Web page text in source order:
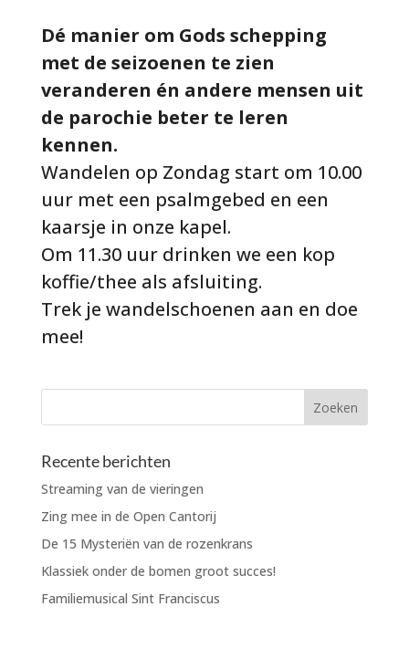
Dé manier om Gods schepping
met de seizoenen te zien
veranderen én andere mensen uit
de parochie beter te leren
kennen.
Wandelen op Zondag start om 10.00
uur met een psalmgebed en een
kaarsje in onze kapel.
Om 11.30 uur drinken we een kop
koffie/thee als afsluiting.
Trek je wandelschoenen aan en doe
mee!
Recente berichten
Streaming van de vieringen
Zing mee in de Open Cantorij
De 15 Mysteriën van de rozenkrans
Klassiek onder de bomen groot succes!
Familiemusical Sint Franciscus